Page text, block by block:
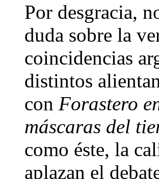
Por desgracia,
duda sobre la
coincidencias
distintos
con Forastero
máscaras del
como éste, la
aplazan el